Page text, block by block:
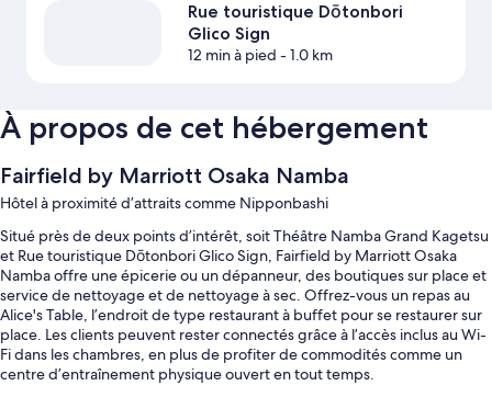
Rue touristique Dōtonbori
Glico Sign
12 min à pied - 1.0 km
À propos de cet hébergement
Fairfield by Marriott Osaka Namba
Hôtel à proximité d’attraits comme Nipponbashi
Situé près de deux points d’intérêt, soit Théâtre Namba Grand Kagetsu
et Rue touristique Dōtonbori Glico Sign, Fairfield by Marriott Osaka
Namba offre une épicerie ou un dépanneur, des boutiques sur place et
service de nettoyage et de nettoyage à sec. Offrez-vous un repas au
Alice's Table, l’endroit de type restaurant à buffet pour se restaurer sur
place. Les clients peuvent rester connectés grâce à l’accès inclus au Wi-
Fi dans les chambres, en plus de profiter de commodités comme un
centre d’entraînement physique ouvert en tout temps.